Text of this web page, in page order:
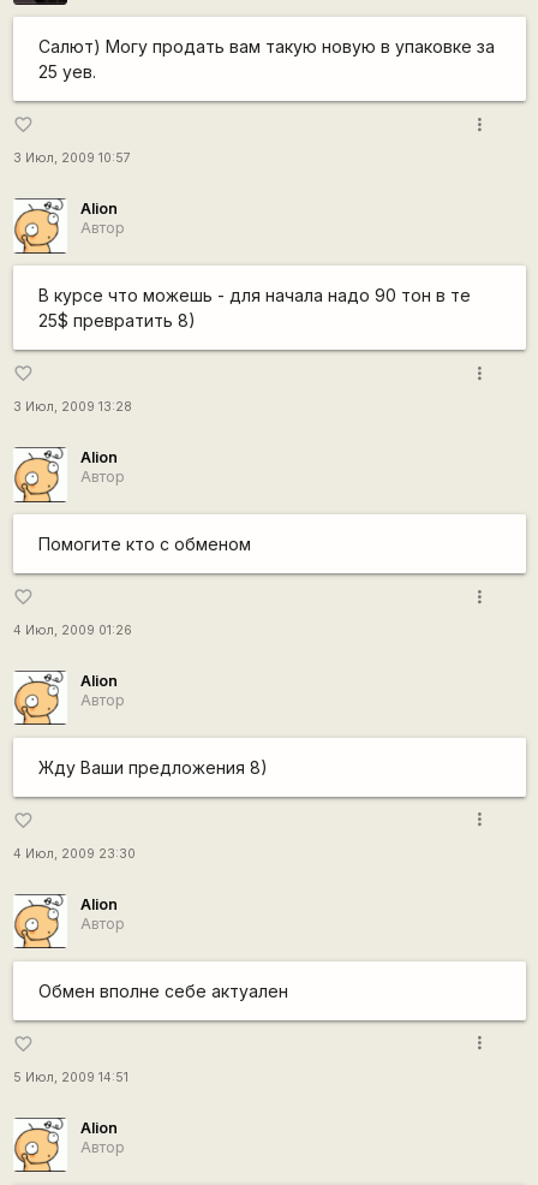
Салют) Могу продать вам такую новую в упаковке за
25 уев.
favorite_border
3 Июл, 2009 10:57
more_vert
Alion
Автор
В курсе что можешь - для начала надо 90 тон в те
25$ превратить 8)
favorite_border
3 Июл, 2009 13:28
more_vert
Alion
Автор
Помогите кто с обменом
favorite_border
4 Июл, 2009 01:26
more_vert
Alion
Автор
Жду Ваши предложения 8)
favorite_border
4 Июл, 2009 23:30
more_vert
Alion
Автор
Обмен вполне себе актуален
favorite_border
5 Июл, 2009 14:51
more_vert
Alion
Автор